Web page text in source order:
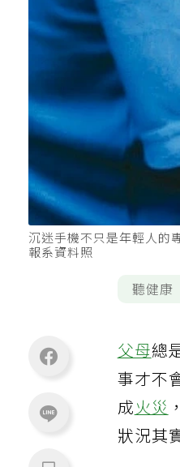
沉迷手機不只是年輕人的
報系資料照
聽健康
父母總
事才不
成火災
狀況其